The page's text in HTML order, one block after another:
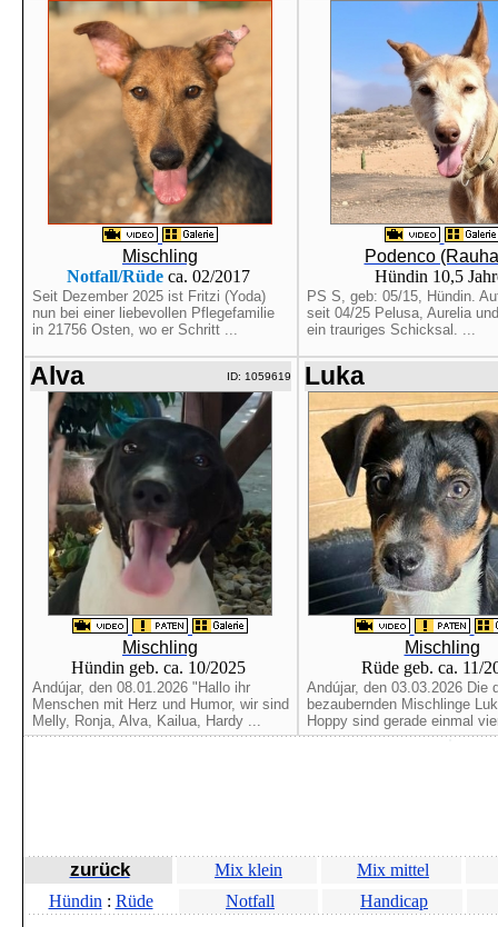
Mischling
Notfall/Rüdeca. 02/2017
Seit Dezember 2025 ist Fritzi (Yoda)
nun bei einer liebevollen Pflegefamilie
in 21756 Osten, wo er Schritt ...
Podenco
Hündin 10,5
PS S, geb: 05/15, Hündin.
seit 04/25 Pelusa, Aurelia
ein trauriges Schicksal. ...
Alva ID: 1059619
Mischling
Hündin geb. ca. 10/2025
Andújar, den 08.01.2026 "Hallo ihr
Menschen mit Herz und Humor, wir sind
Melly, Ronja, Alva, Kailua, Hardy ...
Luka
Mischling
Rüde geb. ca. 11/
Andújar, den 03.03.2026 Die
bezaubernden Mischlinge
Hoppy sind gerade einmal
zurück Mix klein
Mix mittel
Hündin : Rüde Notfall Handicap